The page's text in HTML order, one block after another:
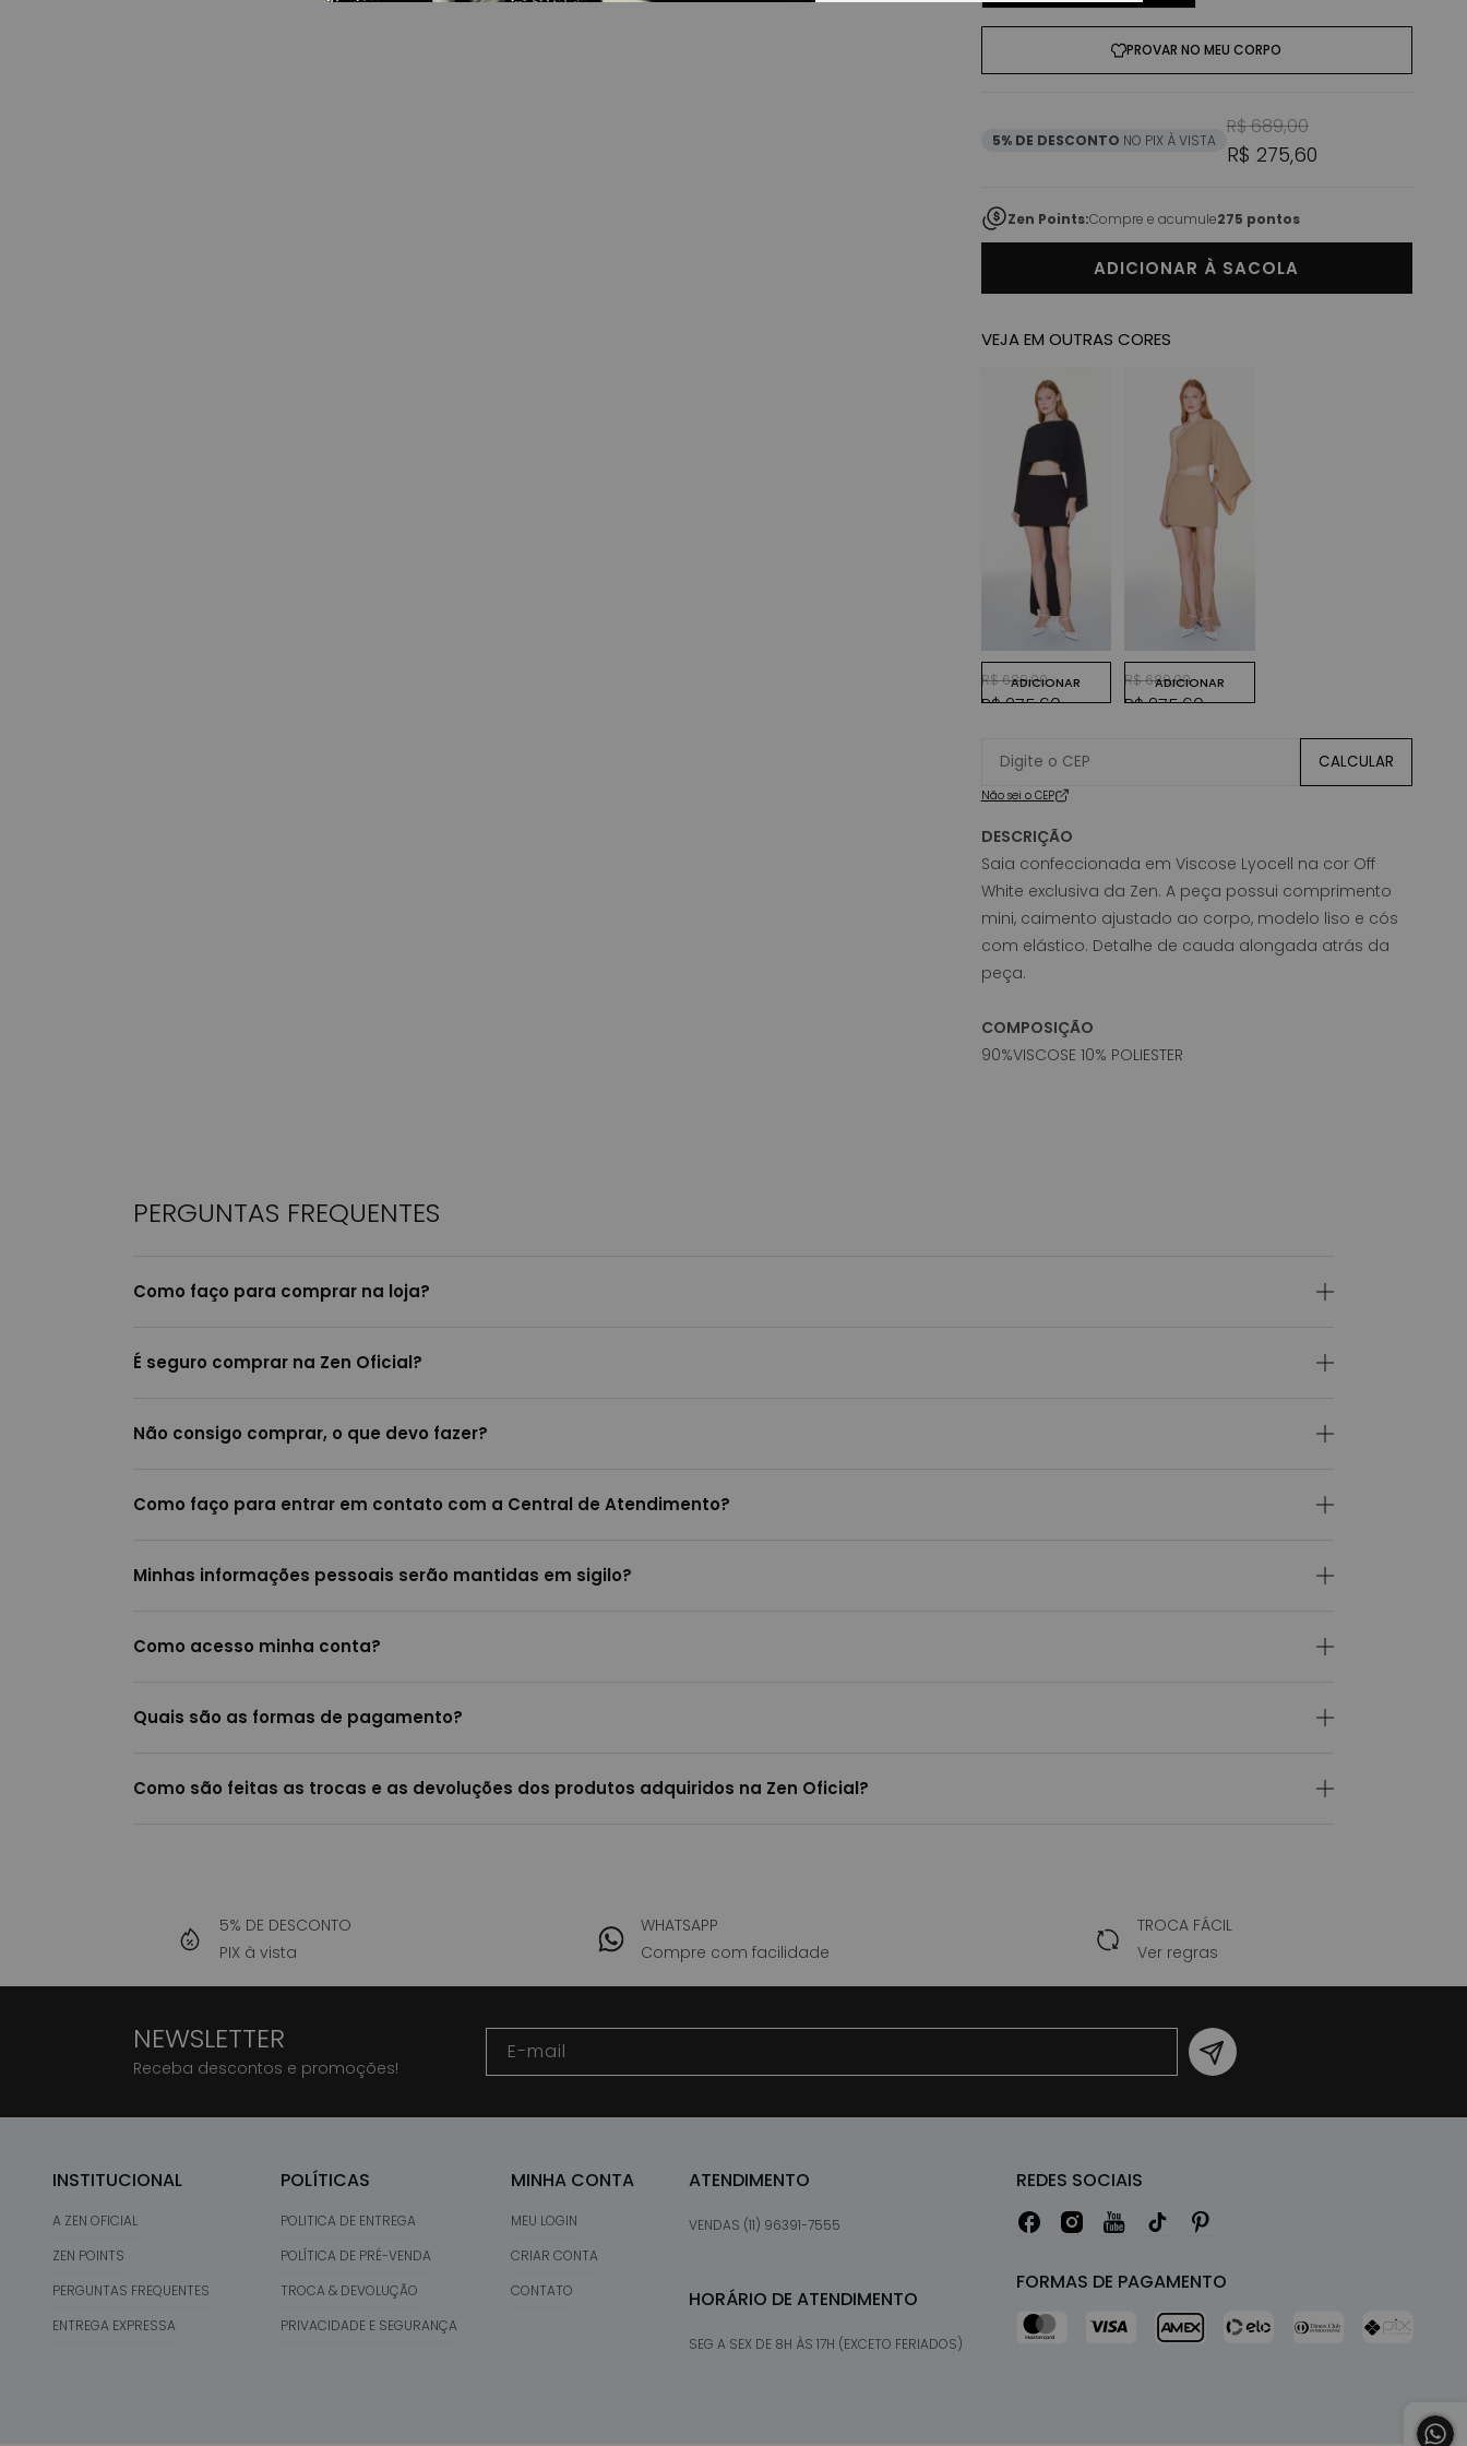
PROVAR NO MEU CORPO
5% DE DESCONTO NO PIX À VISTA
Preço normal
R$ 689,00
R$ 275,60
Zen Points:Compre e acumule275 pontos
ADICIONAR À SACOLA
VEJA EM OUTRAS CORES
PRETO
Preço normal
R$ 689,00 Preço promocional
R$ 275,60
ADICIONAR KAKI CLARO
Preço normal
R$ 689,00 Preço promocional
R$ 275,60
ADICIONAR
CALCULAR
Não sei o CEP
DESCRIÇÃO
Saia confeccionada em Viscose Lyocell na cor Off
White exclusiva da Zen. A peça possui comprimento
mini, caimento ajustado ao corpo, modelo liso e cós
com elástico. Detalhe de cauda alongada atrás da
peça.
COMPOSIÇÃO
90%VISCOSE 10% POLIESTER
PERGUNTAS FREQUENTES
Como faço para comprar na loja?
É seguro comprar na Zen Oficial?
Não consigo comprar, o que devo fazer?
Como faço para entrar em contato com a Central de Atendimento?
Minhas informações pessoais serão mantidas em sigilo?
Como acesso minha conta?
Quais são as formas de pagamento?
Como são feitas as trocas e as devoluções dos produtos adquiridos na Zen Oficial?
5% DE DESCONTO
PIX à vista
WHATSAPP
Compre com facilidade
TROCA FÁCIL
Ver regras
NEWSLETTER
Receba descontos e promoções!
E-mail
INSTITUCIONAL
A ZEN OFICIAL
ZEN POINTS
PERGUNTAS FREQUENTES
ENTREGA EXPRESSA
POLÍTICAS
POLITICA DE ENTREGA
POLÍTICA DE PRÉ-VENDA
TROCA & DEVOLUÇÃO
PRIVACIDADE E SEGURANÇA
MINHA CONTA
MEU LOGIN
CRIAR CONTA
CONTATO
ATENDIMENTO
VENDAS (11) 96391-7555
HORÁRIO DE ATENDIMENTO
SEG A SEX DE 8H ÀS 17H (EXCETO FERIADOS)
REDES SOCIAIS
FORMAS DE PAGAMENTO